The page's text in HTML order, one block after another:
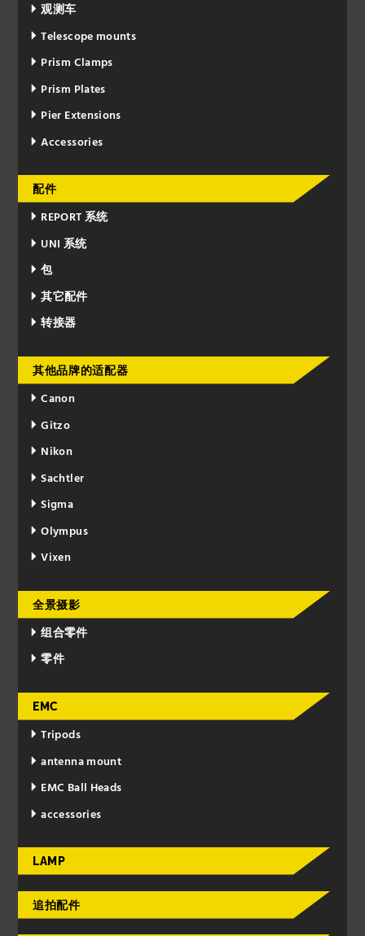
观测车
Telescope mounts
Prism Clamps
Prism Plates
Pier Extensions
Accessories
配件
REPORT 系统
UNI 系统
包
其它配件
转接器
其他品牌的适配器
Canon
Gitzo
Nikon
Sachtler
Sigma
Olympus
Vixen
全景摄影
组合零件
零件
EMC
Tripods
antenna mount
EMC Ball Heads
accessories
LAMP
追拍配件